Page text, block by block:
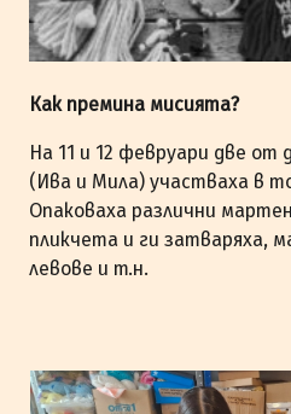
Как премина мисията?
На 11 и 12 февруари две от
(Ива и Мила) участваха в
Опаковаха различни
пликчета и ги затваряха,
левове и т.н.